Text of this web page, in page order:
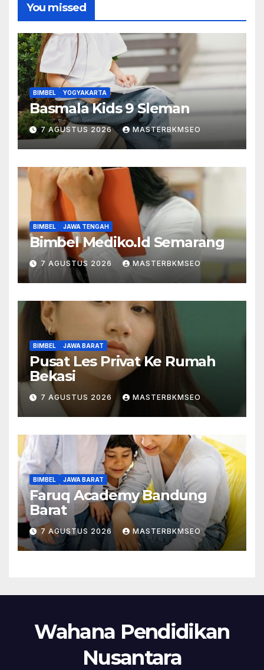
You missed
BIMBEL YOGYAKARTA
Basmala Kids 9 Sleman
7 AGUSTUS 2026 MASTERBKMSEO
BIMBEL JAWA TENGAH
Bimbel Mediko.Id Semarang
7 AGUSTUS 2026 MASTERBKMSEO
BIMBEL JAWA BARAT
Pusat Les Privat Ke Rumah
Bekasi
7 AGUSTUS 2026 MASTERBKMSEO
BIMBEL JAWA BARAT
Faruq Academy Bandung
Barat
7 AGUSTUS 2026 MASTERBKMSEO
Wahana Pendidikan
Nusantara